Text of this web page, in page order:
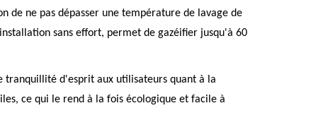
ne pas dépasser une température de lavage de
sans effort, permet de gazéifier jusqu'à 60
tranquillité d'esprit aux utilisateurs quant à la
ce qui le rend à la fois écologique et facile à